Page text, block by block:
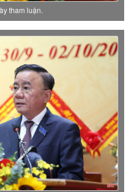
tham luận.